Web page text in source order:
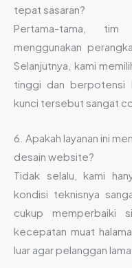
tepat sasaran?
Pertama-tama, tim
menggunakan
Selanjutnya, kami
tinggi dan berpotensi
kunci tersebut sangat
6. Apakah layanan ini
desain website?
Tidak selalu, kami
kondisi teknisnya
cukup memperbaiki
kecepatan muat
luar agar pelanggan